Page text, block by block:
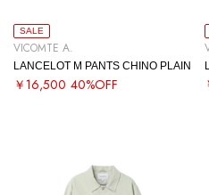
SALE
VICOMTE A.
LANCELOT M PANTS CHINO PLAIN
￥16,500 40%OFF